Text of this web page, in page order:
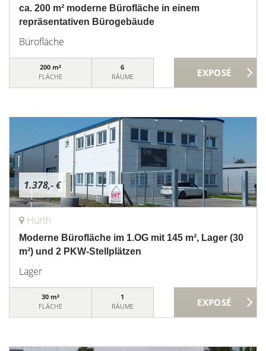
ca. 200 m² moderne Bürofläche in einem
repräsentativen Bürogebäude
Bürofläche
200 m²
FLÄCHE
6
RÄUME
1.378,- €
Hürth
Moderne Bürofläche im 1.OG mit 145 m², Lager (30
m²) und 2 PKW-Stellplätzen
Lager
30 m²
FLÄCHE
1
RÄUME